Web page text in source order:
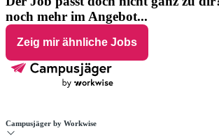
noch mehr im Angebot...
Zeig mir ähnliche Jobs
Campusjäger by Workwise